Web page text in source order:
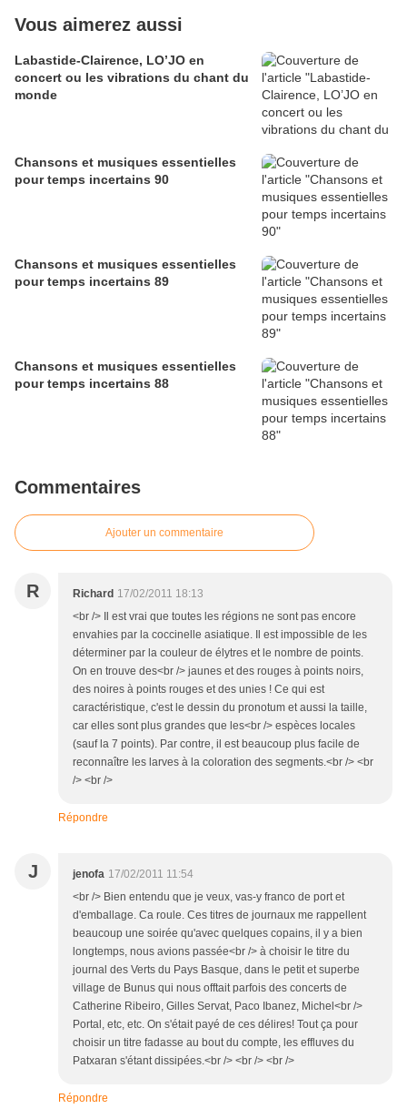
Vous aimerez aussi
Labastide-Clairence, LO’JO en
concert ou les vibrations du chant du
monde
Chansons et musiques essentielles
pour temps incertains 90
Chansons et musiques essentielles
pour temps incertains 89
Chansons et musiques essentielles
pour temps incertains 88
Commentaires
Ajouter un commentaire
R Richard 17/02/2011 18:13
<br /> Il est vrai que toutes les régions ne sont pas encore
envahies par la coccinelle asiatique. Il est impossible de les
déterminer par la couleur de élytres et le nombre de points.
On en trouve des<br /> jaunes et des rouges à points noirs,
des noires à points rouges et des unies ! Ce qui est
caractéristique, c'est le dessin du pronotum et aussi la taille,
car elles sont plus grandes que les<br /> espèces locales
(sauf la 7 points). Par contre, il est beaucoup plus facile de
reconnaître les larves à la coloration des segments.<br /> <br
/> <br />
Répondre
J jenofa 17/02/2011 11:54
<br /> Bien entendu que je veux, vas-y franco de port et
d'emballage. Ca roule. Ces titres de journaux me rappellent
beaucoup une soirée qu'avec quelques copains, il y a bien
longtemps, nous avions passée<br /> à choisir le titre du
journal des Verts du Pays Basque, dans le petit et superbe
village de Bunus qui nous offtait parfois des concerts de
Catherine Ribeiro, Gilles Servat, Paco Ibanez, Michel<br />
Portal, etc, etc. On s'était payé de ces délires! Tout ça pour
choisir un titre fadasse au bout du compte, les effluves du
Patxaran s'étant dissipées.<br /> <br /> <br />
Répondre